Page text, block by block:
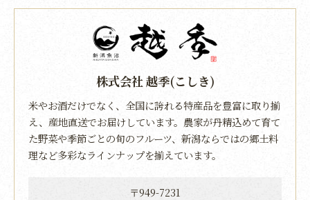
株式会社 越季(こしき)
米やお酒だけでなく、全国に誇れる特産品を豊富に取り揃
え、産地直送でお届けしています。農家が丹精込めて育て
た野菜や季節ごとの旬のフルーツ、新潟ならではの郷土料
理など多彩なラインナップを揃えています。
〒949-7231